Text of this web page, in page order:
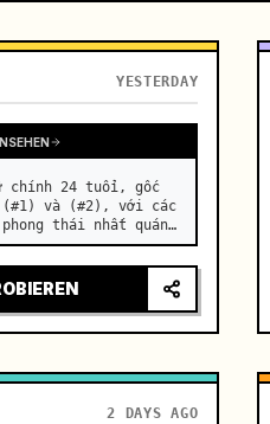
YESTERDAY
chính 24 tuổi, gốc
(#1) và (#2), với các
thái nhất quán
2 DAYS AGO